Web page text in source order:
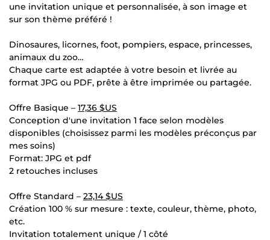
une invitation unique et personnalisée, à son image et
sur son thème préféré !
Dinosaures, licornes, foot, pompiers, espace, princesses,
animaux du zoo…
Chaque carte est adaptée à votre besoin et livrée au
format JPG ou PDF, prête à être imprimée ou partagée.
Offre Basique – 17,36 $US
Conception d'une invitation 1 face selon modèles
disponibles (choisissez parmi les modèles préconçus par
mes soins)
Format: JPG et pdf
2 retouches incluses
Offre Standard – 23,14 $US
Création 100 % sur mesure : texte, couleur, thème, photo,
etc.
Invitation totalement unique / 1 côté